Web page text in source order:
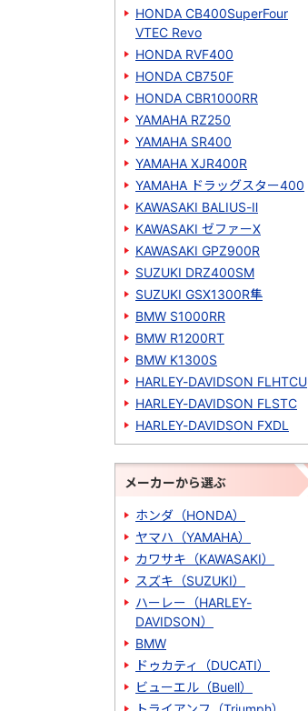
HONDA CB400SuperFour
VTEC Revo
HONDA RVF400
HONDA CB750F
HONDA CBR1000RR
YAMAHA RZ250
YAMAHA SR400
YAMAHA XJR400R
YAMAHA ドラッグスター400
KAWASAKI BALIUS-Ⅱ
KAWASAKI ゼファーΧ
KAWASAKI GPZ900R
SUZUKI DRZ400SM
SUZUKI GSX1300R隼
BMW S1000RR
BMW R1200RT
BMW K1300S
HARLEY-DAVIDSON FLHTCU
HARLEY-DAVIDSON FLSTC
HARLEY-DAVIDSON FXDL
メーカーから選ぶ
ホンダ（HONDA）
ヤマハ（YAMAHA）
カワサキ（KAWASAKI）
スズキ（SUZUKI）
ハーレー（HARLEY-
DAVIDSON）
BMW
ドゥカティ（DUCATI）
ビューエル（Buell）